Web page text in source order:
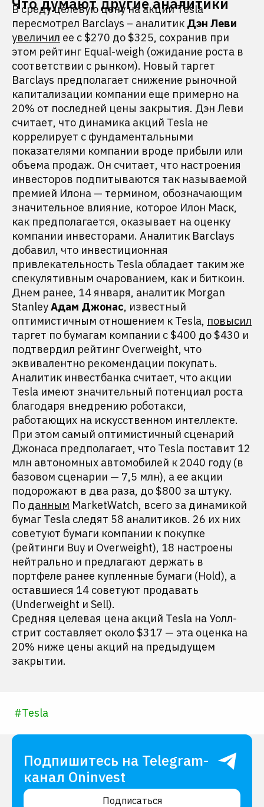
В среду целевую цену на акции Tesla
пересмотрел Barclays – аналитик Дэн Леви
увеличил ее с $270 до $325, сохранив при
этом рейтинг Equal-weigh (ожидание роста в
соответствии с рынком). Новый таргет
Barclays предполагает снижение рыночной
капитализации компании еще примерно на
20% от последней цены закрытия. Дэн Леви
считает, что динамика акций Tesla не
коррелирует с фундаментальными
показателями компании вроде прибыли или
объема продаж. Он считает, что настроения
инвесторов подпитываются так называемой
премией Илона — термином, обозначающим
значительное влияние, которое Илон Маск,
как предполагается, оказывает на оценку
компании инвесторами. Аналитик Barclays
добавил, что инвестиционная
привлекательность Tesla обладает таким же
спекулятивным очарованием, как и биткоин.
Днем ранее, 14 января, аналитик Morgan
StanleyАдам Джонас, известный
оптимистичным отношением к Tesla, повысил
таргет по бумагам компании с $400 до $430 и
подтвердил рейтинг Overweight, что
эквивалентно рекомендации покупать.
Аналитик инвестбанка считает, что акции
Tesla имеют значительный потенциал роста
благодаря внедрению роботакси,
работающих на искусственном интеллекте.
При этом самый оптимистичный сценарий
Джонаса предполагает, что Tesla поставит 12
млн автономных автомобилей к 2040 году (в
базовом сценарии — 7,5 млн), а ее акции
подорожают в два раза, до $800 за штуку.
По данным MarketWatch, всего за динамикой
бумаг Tesla следят 58 аналитиков. 26 их них
советуют бумаги компании к покупке
(рейтинги Buy и Overweight), 18 настроены
нейтрально и предлагают держать в
портфеле ранее купленные бумаги (Hold), а
оставшиеся 14 советуют продавать
(Underweight и Sell).
Средняя целевая цена акций Tesla на Уолл-
стрит составляет около $317 — эта оценка на
20% ниже цены акций на предыдущем
закрытии.
#Tesla
Подпишитесь на Telegram-
канал Oninvest
Подписаться